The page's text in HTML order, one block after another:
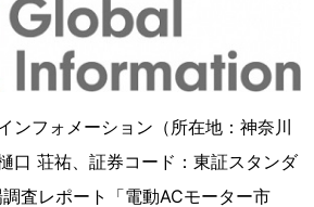
ンフォメーション（所在地：神奈川
口 荘祐、証券コード：東証スタンダ
査レポート「電動ACモーター市